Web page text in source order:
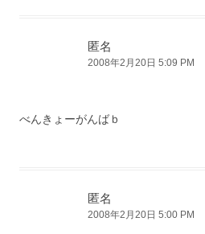
匿名
2008年2月20日 5:09 PM
べんきょーがんばｂ
匿名
2008年2月20日 5:00 PM